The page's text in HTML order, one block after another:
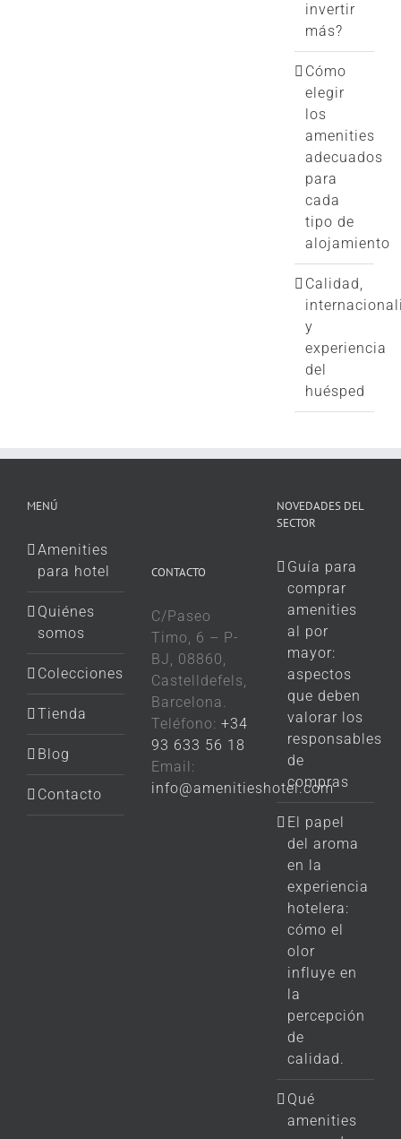
invertir
más?
Cómo
elegir
los
amenities
adecuados
para
cada
tipo de
alojamiento
Calidad,
y
experiencia
del
huésped
MENÚ
Amenities
para hotel
Quiénes
somos
Colecciones
Tienda
Blog
Contacto
CONTACTO
C/Paseo
Timo, 6 – P-
BJ, 08860,
Castelldefels,
Barcelona.
Teléfono:+34
93 633 56 18
Email:
info@amenitieshotel.com
NOVEDADES DEL
SECTOR
Guía para
comprar
amenities
al por
mayor:
aspectos
que deben
valorar los
responsables
de
compras
El papel
del aroma
en la
experiencia
hotelera:
cómo el
olor
influye en
la
percepción
de
calidad.
Qué
amenities